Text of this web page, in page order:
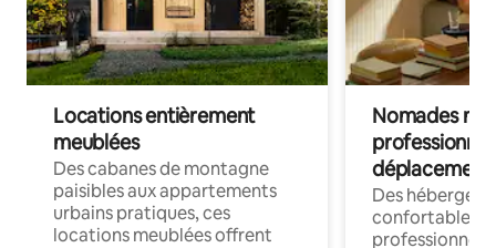
Locations entièrement
meublées
Des cabanes de montagne
paisibles aux appartements
urbains pratiques, ces
locations meublées offrent
Nomades
déplacement
Des
confortables
professionnels